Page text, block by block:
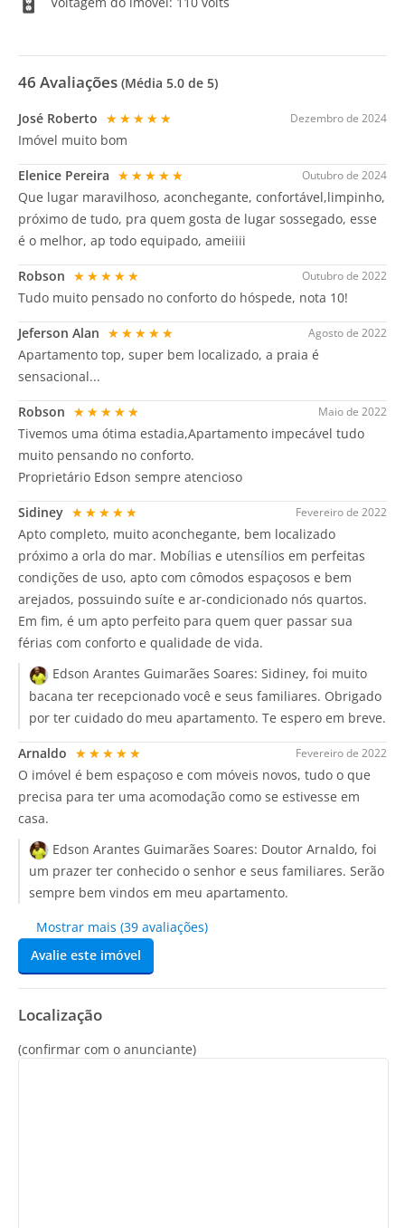
46 Avaliações (Média 5.0 de 5)
Dezembro de 2024
José Roberto ★★★★★
Imóvel muito bom
Outubro de 2024
Elenice Pereira ★★★★★
Que lugar maravilhoso, aconchegante, confortável,limpinho,
próximo de tudo, pra quem gosta de lugar sossegado, esse
é o melhor, ap todo equipado, ameiiii
Outubro de 2022
Robson ★★★★★
Tudo muito pensado no conforto do hóspede, nota 10!
Agosto de 2022
Jeferson Alan ★★★★★
Apartamento top, super bem localizado, a praia é
sensacional...
Maio de 2022
Robson ★★★★★
Tivemos uma ótima estadia,Apartamento impecável tudo
muito pensando no conforto.
Proprietário Edson sempre atencioso
Fevereiro de 2022
Sidiney ★★★★★
Apto completo, muito aconchegante, bem localizado
próximo a orla do mar. Mobílias e utensílios em perfeitas
condições de uso, apto com cômodos espaçosos e bem
arejados, possuindo suíte e ar-condicionado nós quartos.
Em fim, é um apto perfeito para quem quer passar sua
férias com conforto e qualidade de vida.
Edson Arantes Guimarães Soares: Sidiney, foi muito
bacana ter recepcionado você e seus familiares. Obrigado
por ter cuidado do meu apartamento. Te espero em breve.
Fevereiro de 2022
Arnaldo ★★★★★
O imóvel é bem espaçoso e com móveis novos, tudo o que
precisa para ter uma acomodação como se estivesse em
casa.
Edson Arantes Guimarães Soares: Doutor Arnaldo, foi
um prazer ter conhecido o senhor e seus familiares. Serão
sempre bem vindos em meu apartamento.
Mostrar mais (39 avaliações)
Avalie este imóvel
Localização
(confirmar com o anunciante)